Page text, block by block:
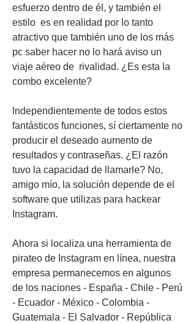
esfuerzo dentro de él, y también el
estilo  es en realidad por lo tanto
atractivo que también uno de los más
pc saber hacer no lo hará aviso un
viaje aéreo de  rivalidad. ¿Es esta la
combo excelente?
Independientemente de todos estos
fantásticos funciones, sí ciertamente no
producir el deseado aumento de
resultados y contraseñas. ¿El razón
tuvo la capacidad de llamarle? No,
amigo mío, la solución depende de el
software que utilizas para hackear
Instagram.
Ahora si localiza una herramienta de
pirateo de Instagram en línea, nuestra
empresa permanecemos en algunos
de los naciones - España - Chile - Perú
- Ecuador - México - Colombia -
Guatemala - El Salvador - República